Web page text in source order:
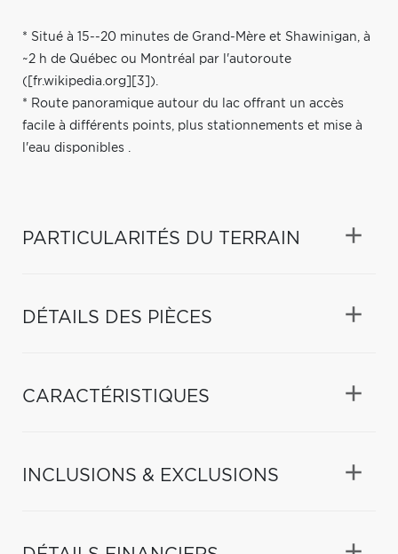
* Situé à 15--20 minutes de Grand-Mère et Shawinigan, à
~2 h de Québec ou Montréal par l'autoroute
([fr.wikipedia.org][3]).
* Route panoramique autour du lac offrant un accès
facile à différents points, plus stationnements et mise à
l'eau disponibles .
PARTICULARITÉS DU TERRAIN
DÉTAILS DES PIÈCES
CARACTÉRISTIQUES
INCLUSIONS & EXCLUSIONS